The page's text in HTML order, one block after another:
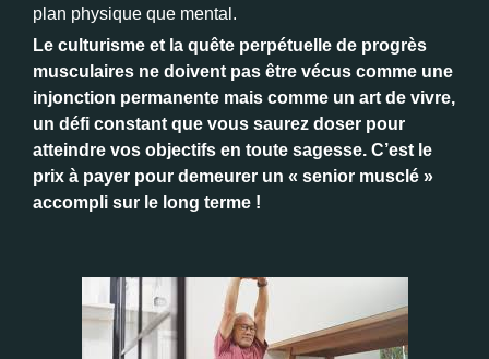
plan physique que mental.
Le culturisme et la quête perpétuelle de progrès
musculaires ne doivent pas être vécus comme une
injonction permanente mais comme un art de vivre,
un défi constant que vous saurez doser pour
atteindre vos objectifs en toute sagesse. C’est le
prix à payer pour demeurer un « senior musclé »
accompli sur le long terme !